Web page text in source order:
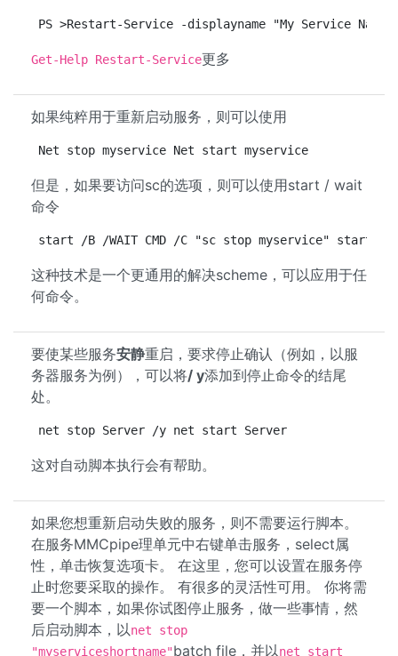
PS >Restart-Service -displayname "My Service Name
Get-Help Restart-Service更多
如果纯粹用于重新启动服务，则可以使用
Net stop myservice Net start myservice
但是，如果要访问sc的选项，则可以使用start / wait
命令
start /B /WAIT CMD /C "sc stop myservice" start /B
这种技术是一个更通用的解决scheme，可以应用于任
何命令。
要使某些服务安静重启，要求停止确认（例如，以服
务器服务为例），可以将/ y添加到停止命令的结尾
处。
net stop Server /y net start Server
这对自动脚本执行会有帮助。
如果您想重新启动失败的服务，则不需要运行脚本。
在服务MMCpipe理单元中右键单击服务，select属
性，单击恢复选项卡。 在这里，您可以设置在服务停
止时您要采取的操作。 有很多的灵活性可用。 你将需
要一个脚本，如果你试图停止服务，做一些事情，然
后启动脚本，以net stop
"myserviceshortname"batch file，并以net start